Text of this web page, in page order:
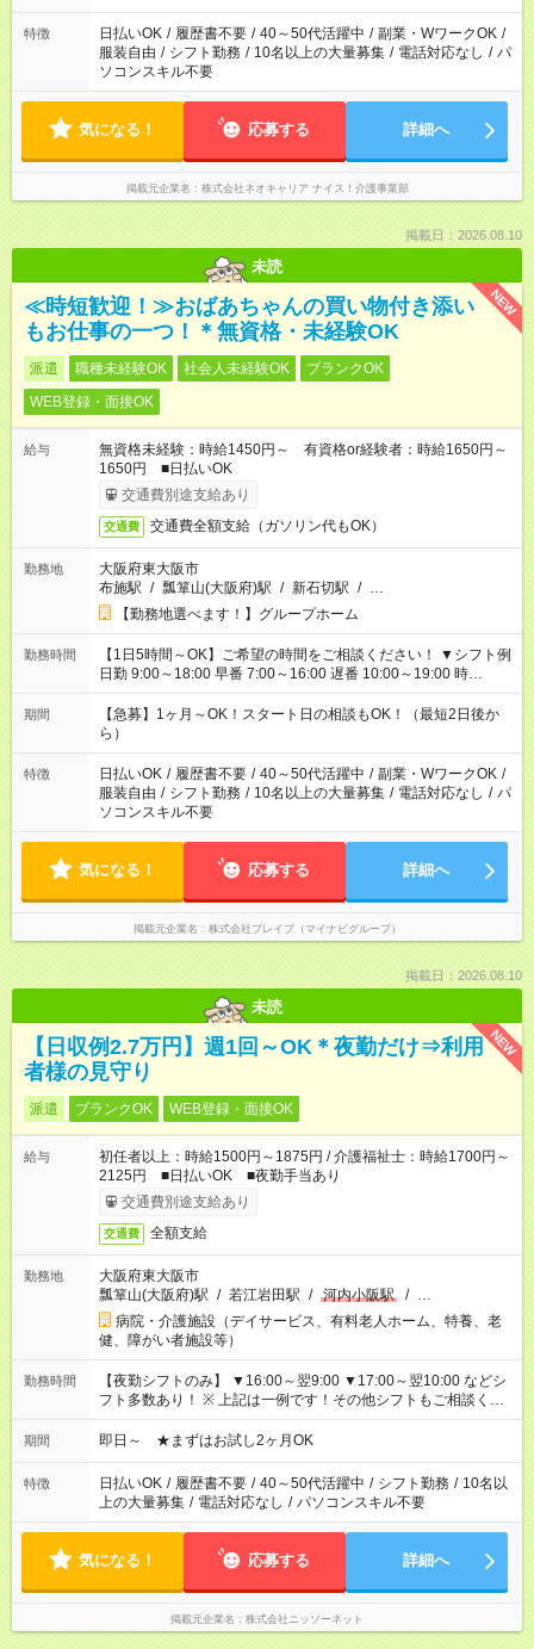
特徴 日払いOK / 履歴書不要 / 40～50代活躍中 / 副業・WワークOK /
服装自由 / シフト勤務 / 10名以上の大量募集 / 電話対応なし / パ
ソコンスキル不要
気になる！ 応募する 詳細へ
掲載元企業名 株式会社ネオキャリア ナイス！介護事業部
掲載日：2026.08.10
未読
NEW
≪時短歓迎！≫おばあちゃんの買い物付き添い
もお仕事の一つ！＊無資格・未経験OK
派遣 職種未経験OK 社会人未経験OK
ブランクOK
WEB登録・面接OK
給与
無資格未経験：時給1450円～ 有資格or経験者：時給1650円～
1650円 ■日払いOK
交通費別途支給あり
交通費 交通費全額支給（ガソリン代もOK）
勤務地
大阪府東大阪市
布施駅 / 瓢箪山(大阪府)駅 / 新石切駅 / …
【勤務地選べます！】グループホーム
勤務時間
【1日5時間～OK】ご希望の時間をご相談ください！ ▼シフト例
日勤 9:00～18:00 早番 7:00～16:00 遅番 10:00～19:00 時
短 10:00～15:00 上記はあくまで一例です。 「夕方までには帰宅
しておきたい」 「朝はゆっくりのスタートがいい」 「お昼の時
間を有効に使いたい」 など、ご希望があれば教えてください
ね。
期間
【急募】1ヶ月～OK！スタート日の相談もOK！（最短2日後か
ら）
特徴 日払いOK / 履歴書不要 / 40～50代活躍中 / 副業・WワークOK /
服装自由 / シフト勤務 / 10名以上の大量募集 / 電話対応なし / パ
ソコンスキル不要
気になる！ 応募する 詳細へ
掲載元企業名 株式会社ブレイブ（マイナビグループ）
掲載日：2026.08.10
未読
NEW
【日収例2.7万円】週1回～OK＊夜勤だけ⇒利用
者様の見守り
派遣 ブランクOK WEB登録・面接OK
給与
初任者以上：時給1500円～1875円 / 介護福祉士：時給1700円～
2125円 ■日払いOK ■夜勤手当あり
交通費別途支給あり
交通費 全額支給
勤務地
大阪府東大阪市
瓢箪山(大阪府)駅 / 若江岩田駅 / 河内小阪駅 / …
病院・介護施設（デイサービス、有料老人ホーム、特養、老
健、障がい者施設等）
勤務時間
【夜勤シフトのみ】 ▼16:00～翌9:00 ▼17:00～翌10:00 などシ
フト多数あり！ ※ 上記は一例です！その他シフトもご相談くだ
さい！
期間 即日～ ★まずはお試し2ヶ月OK
特徴 日払いOK / 履歴書不要 / 40～50代活躍中 / シフト勤務 / 10名以
上の大量募集 / 電話対応なし / パソコンスキル不要
気になる！ 応募する 詳細へ
掲載元企業名 株式会社ニッソーネット